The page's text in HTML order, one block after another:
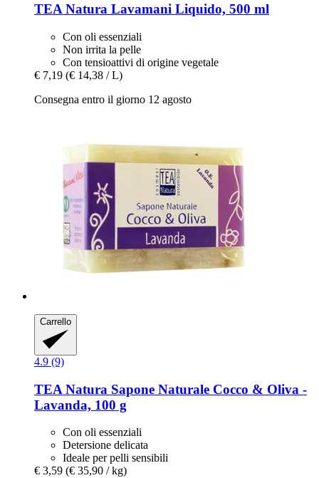
TEA Natura Lavamani Liquido, 500 ml
Con oli essenziali
Non irrita la pelle
Con tensioattivi di origine vegetale
€ 7,19 (€ 14,38 / L)
Consegna entro il giorno 12 agosto
Carrello
4.9 (9)
TEA Natura Sapone Naturale Cocco & Oliva -​
Lavanda, 100 g
Con oli essenziali
Detersione delicata
Ideale per pelli sensibili
€ 3,59 (€ 35,90 / kg)